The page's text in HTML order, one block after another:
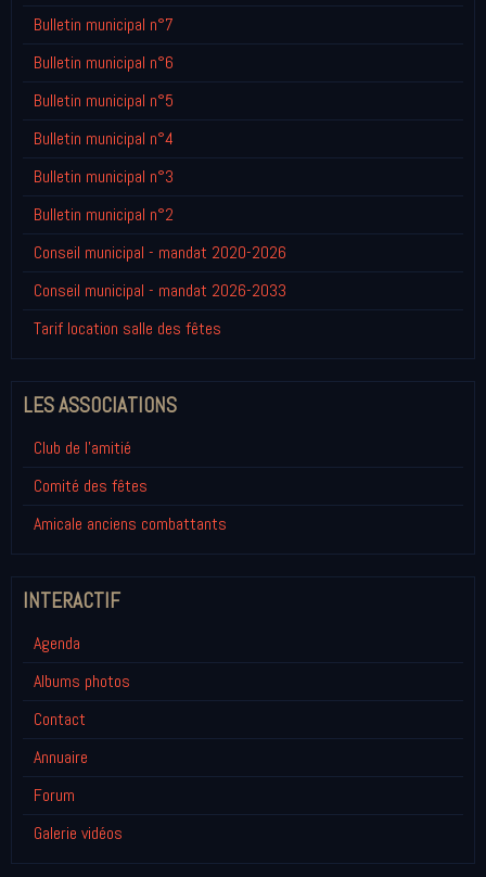
Bulletin municipal n°7
Bulletin municipal n°6
Bulletin municipal n°5
Bulletin municipal n°4
Bulletin municipal n°3
Bulletin municipal n°2
Conseil municipal - mandat 2020-2026
Conseil municipal - mandat 2026-2033
Tarif location salle des fêtes
LES ASSOCIATIONS
Club de l'amitié
Comité des fêtes
Amicale anciens combattants
INTERACTIF
Agenda
Albums photos
Contact
Annuaire
Forum
Galerie vidéos